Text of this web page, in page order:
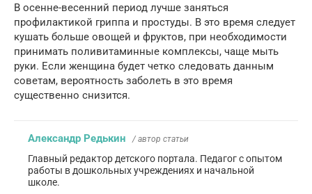
В осенне-весенний период лучше заняться
профилактикой гриппа и простуды. В это время следует
кушать больше овощей и фруктов, при необходимости
принимать поливитаминные комплексы, чаще мыть
руки. Если женщина будет четко следовать данным
советам, вероятность заболеть в это время
существенно снизится.
Александр Редькин / автор статьи
Главный редактор детского портала. Педагог с опытом
работы в дошкольных учреждениях и начальной
школе.